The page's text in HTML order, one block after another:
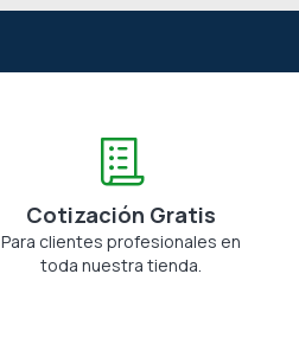
Cotización Gratis
Para clientes profesionales en
toda nuestra tienda.